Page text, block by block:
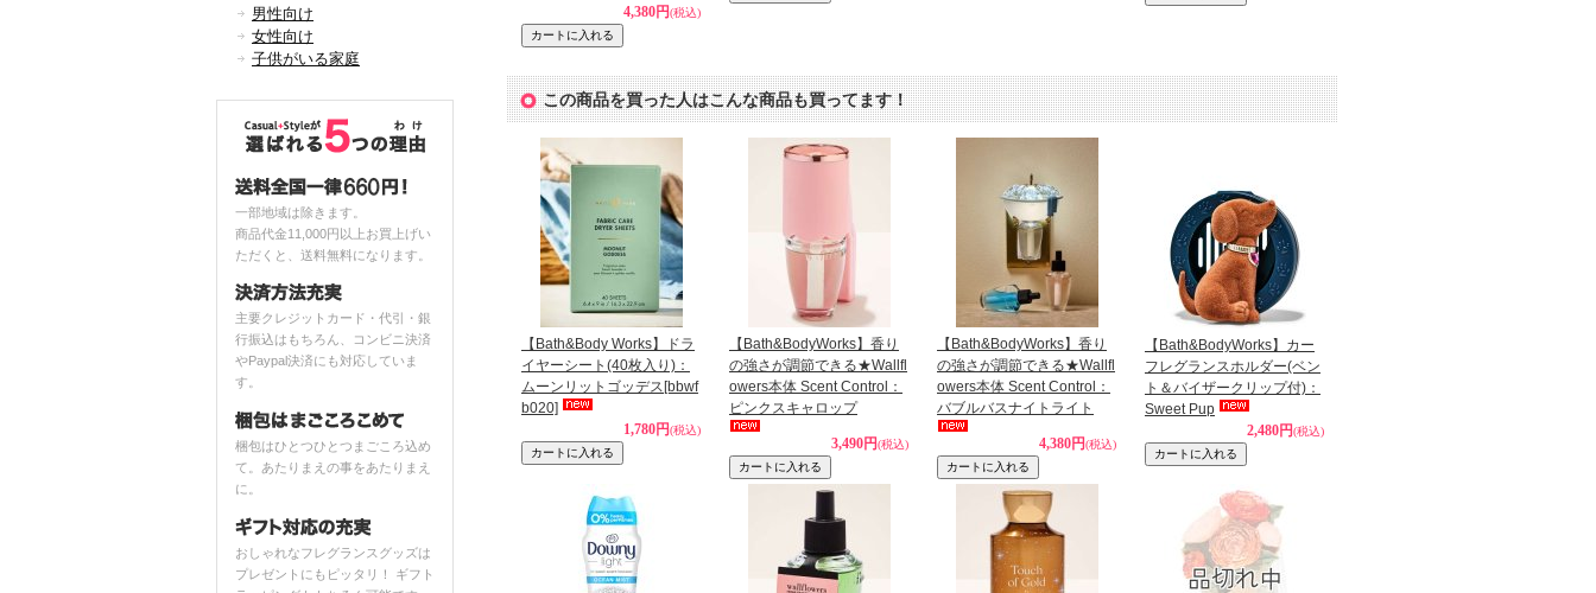
男性向け
女性向け
子供がいる家庭
一部地域は除きます。
商品代金11,000円以上お買上げい
ただくと、送料無料になります。
主要クレジットカード・代引・銀
行振込はもちろん、コンビニ決済
やPaypal決済にも対応していま
す。
梱包はひとつひとつまごころ込め
て。あたりまえの事をあたりまえ
に。
おしゃれなフレグランスグッズは
プレゼントにもピッタリ！ ギフト
4,380円(税込)
この商品を買った人はこんな商品も買ってます！
【Bath&Body Works】ドラ
イヤーシート(40枚入り)：
ムーンリットゴッデス [bbwf
b020]
1,780円(税込)
【Bath&BodyWorks】香り
の強さが調節できる★Wallfl
owers本体 Scent Control：
ピンクスキャロップ
3,490円(税込)
【Bath&BodyWorks】香り
の強さが調節できる★Wallfl
owers本体 Scent Control：
バブルバスナイトライト
4,380円(税込)
【Bath&BodyWorks】カー
フレグランスホルダー(ベン
ト＆バイザークリップ付)：
Sweet Pup
2,480円(税込)